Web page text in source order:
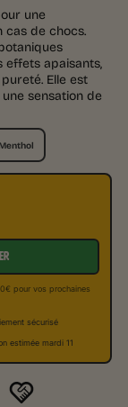
une
de chocs.
effets apaisants,
Elle est
sensation de
Menthol
pour vos prochaines
sécurisé
estimée mardi 11